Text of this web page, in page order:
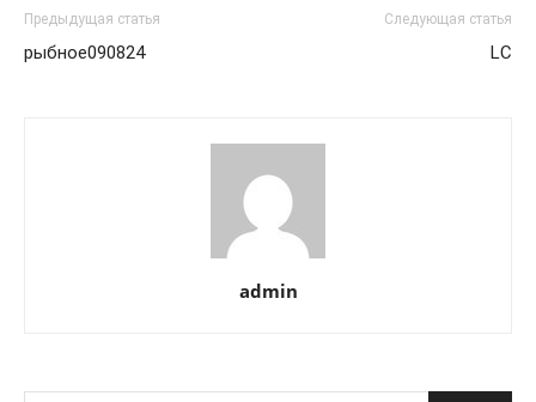
Предыдущая статья
рыбное090824
Следующая статья
LC
admin